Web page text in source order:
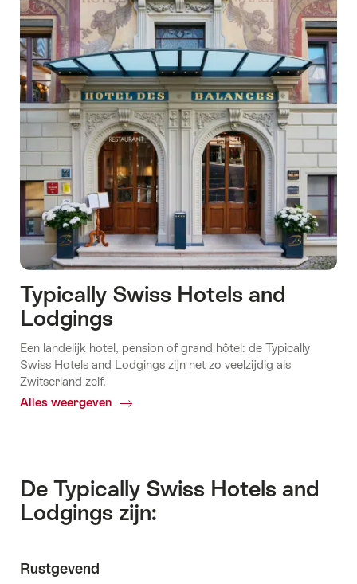
Typically Swiss Hotels and
Lodgings
Een landelijk hotel, pension of grand hôtel: de Typically
Swiss Hotels and Lodgings zijn net zo veelzijdig als
Zwitserland zelf.
Alles weergeven
Common.Of
Lodgings
De Typically Swiss Hotels and
Lodgings zijn:
Rustgevend